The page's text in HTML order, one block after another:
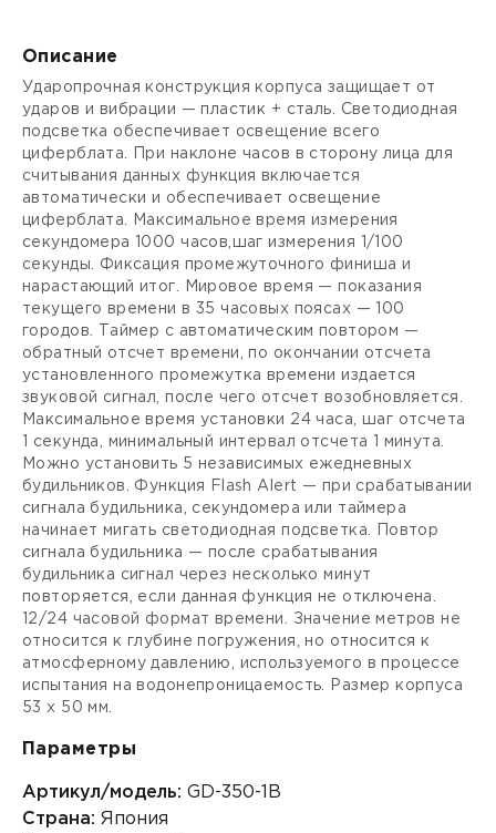
Описание
Ударопрочная конструкция корпуса защищает от
ударов и вибрации — пластик + сталь. Светодиодная
подсветка обеспечивает освещение всего
циферблата. При наклоне часов в сторону лица для
считывания данных функция включается
автоматически и обеспечивает освещение
циферблата. Максимальное время измерения
секундомера 1000 часов,шаг измерения 1/100
секунды. Фиксация промежуточного финиша и
нарастающий итог. Мировое время — показания
текущего времени в 35 часовых поясах — 100
городов. Таймер с автоматическим повтором —
обратный отсчет времени, по окончании отсчета
установленного промежутка времени издается
звуковой сигнал, после чего отсчет возобновляется.
Максимальное время установки 24 часа, шаг отсчета
1 секунда, минимальный интервал отсчета 1 минута.
Можно установить 5 независимых ежедневных
будильников. Функция Flash Alert — при срабатывании
сигнала будильника, секундомера или таймера
начинает мигать светодиодная подсветка. Повтор
сигнала будильника — после срабатывания
будильника сигнал через несколько минут
повторяется, если данная функция не отключена.
12/24 часовой формат времени. Значение метров не
относится к глубине погружения, но относится к
атмосферному давлению, используемого в процессе
испытания на водонепроницаемость. Размер корпуса
53 х 50 мм.
Параметры
Артикул/модель: GD-350-1B
Страна: Япония